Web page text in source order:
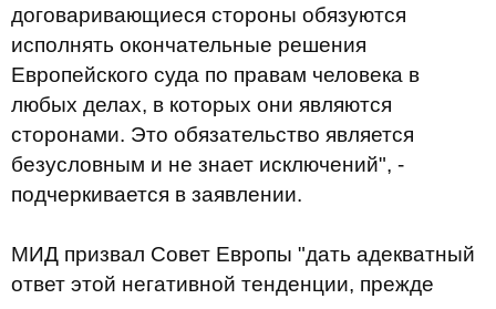
договаривающиеся стороны обязуются
исполнять окончательные решения
Европейского суда по правам человека в
любых делах, в которых они являются
сторонами. Это обязательство является
безусловным и не знает исключений", -
подчеркивается в заявлении.
МИД призвал Совет Европы "дать адекватный
ответ этой негативной тенденции, прежде